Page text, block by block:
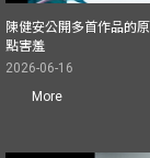
陳健安公開多首作品的
點害羞
2026-06-16
More